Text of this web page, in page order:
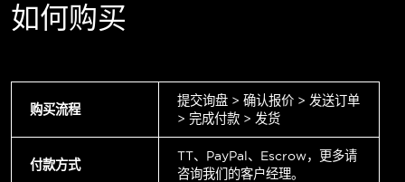
如何购买
购买流程
提交询盘 > 确认报价 > 发送订单
> 完成付款 > 发货
付款方式
TT、PayPal、Escrow，更多请
咨询我们的客户经理。